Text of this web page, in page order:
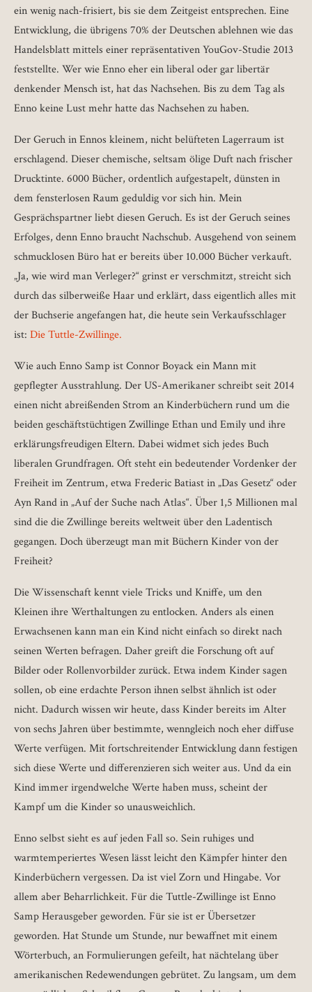
ein wenig nach-frisiert, bis sie dem Zeitgeist entsprechen. Eine
Entwicklung, die übrigens 70% der Deutschen ablehnen wie das
Handelsblatt mittels einer repräsentativen YouGov-Studie 2013
feststellte. Wer wie Enno eher ein liberal oder gar libertär
denkender Mensch ist, hat das Nachsehen. Bis zu dem Tag als
Enno keine Lust mehr hatte das Nachsehen zu haben.
Der Geruch in Ennos kleinem, nicht belüfteten Lagerraum ist
erschlagend. Dieser chemische, seltsam ölige Duft nach frischer
Drucktinte. 6000 Bücher, ordentlich aufgestapelt, dünsten in
dem fensterlosen Raum geduldig vor sich hin. Mein
Gesprächspartner liebt diesen Geruch. Es ist der Geruch seines
Erfolges, denn Enno braucht Nachschub. Ausgehend von seinem
schmucklosen Büro hat er bereits über 10.000 Bücher verkauft.
„Ja, wie wird man Verleger?“ grinst er verschmitzt, streicht sich
durch das silberweiße Haar und erklärt, dass eigentlich alles mit
der Buchserie angefangen hat, die heute sein Verkaufsschlager
ist: Die Tuttle-Zwillinge.
Wie auch Enno Samp ist Connor Boyack ein Mann mit
gepflegter Ausstrahlung. Der US-Amerikaner schreibt seit 2014
einen nicht abreißenden Strom an Kinderbüchern rund um die
beiden geschäftstüchtigen Zwillinge Ethan und Emily und ihre
erklärungsfreudigen Eltern. Dabei widmet sich jedes Buch
liberalen Grundfragen. Oft steht ein bedeutender Vordenker der
Freiheit im Zentrum, etwa Frederic Batiast in „Das Gesetz“ oder
Ayn Rand in „Auf der Suche nach Atlas“. Über 1,5 Millionen mal
sind die die Zwillinge bereits weltweit über den Ladentisch
gegangen. Doch überzeugt man mit Büchern Kinder von der
Freiheit?
Die Wissenschaft kennt viele Tricks und Kniffe, um den
Kleinen ihre Werthaltungen zu entlocken. Anders als einen
Erwachsenen kann man ein Kind nicht einfach so direkt nach
seinen Werten befragen. Daher greift die Forschung oft auf
Bilder oder Rollenvorbilder zurück. Etwa indem Kinder sagen
sollen, ob eine erdachte Person ihnen selbst ähnlich ist oder
nicht. Dadurch wissen wir heute, dass Kinder bereits im Alter
von sechs Jahren über bestimmte, wenngleich noch eher diffuse
Werte verfügen. Mit fortschreitender Entwicklung dann festigen
sich diese Werte und differenzieren sich weiter aus. Und da ein
Kind immer irgendwelche Werte haben muss, scheint der
Kampf um die Kinder so unausweichlich.
Enno selbst sieht es auf jeden Fall so. Sein ruhiges und
warmtemperiertes Wesen lässt leicht den Kämpfer hinter den
Kinderbüchern vergessen. Da ist viel Zorn und Hingabe. Vor
allem aber Beharrlichkeit. Für die Tuttle-Zwillinge ist Enno
Samp Herausgeber geworden. Für sie ist er Übersetzer
geworden. Hat Stunde um Stunde, nur bewaffnet mit einem
Wörterbuch, an Formulierungen gefeilt, hat nächtelang über
amerikanischen Redewendungen gebrütet. Zu langsam, um dem